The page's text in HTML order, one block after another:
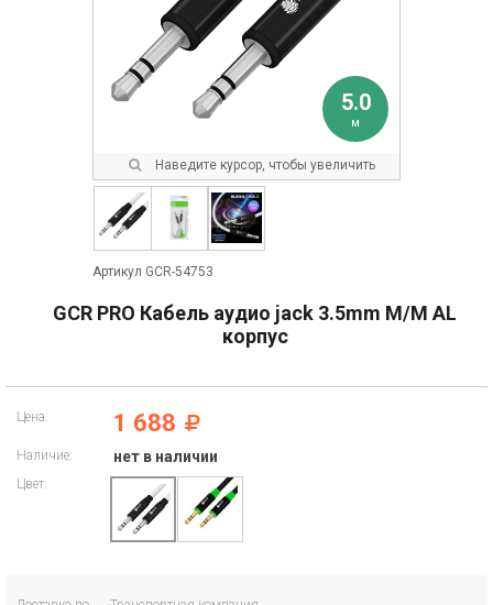
5.0
м
Наведите курсор, чтобы увеличить
Артикул GCR-54753
GCR PRO Кабель аудио jack 3.5mm M/M AL
корпус
Цена: 1 688
Наличие: нет в наличии
Цвет: